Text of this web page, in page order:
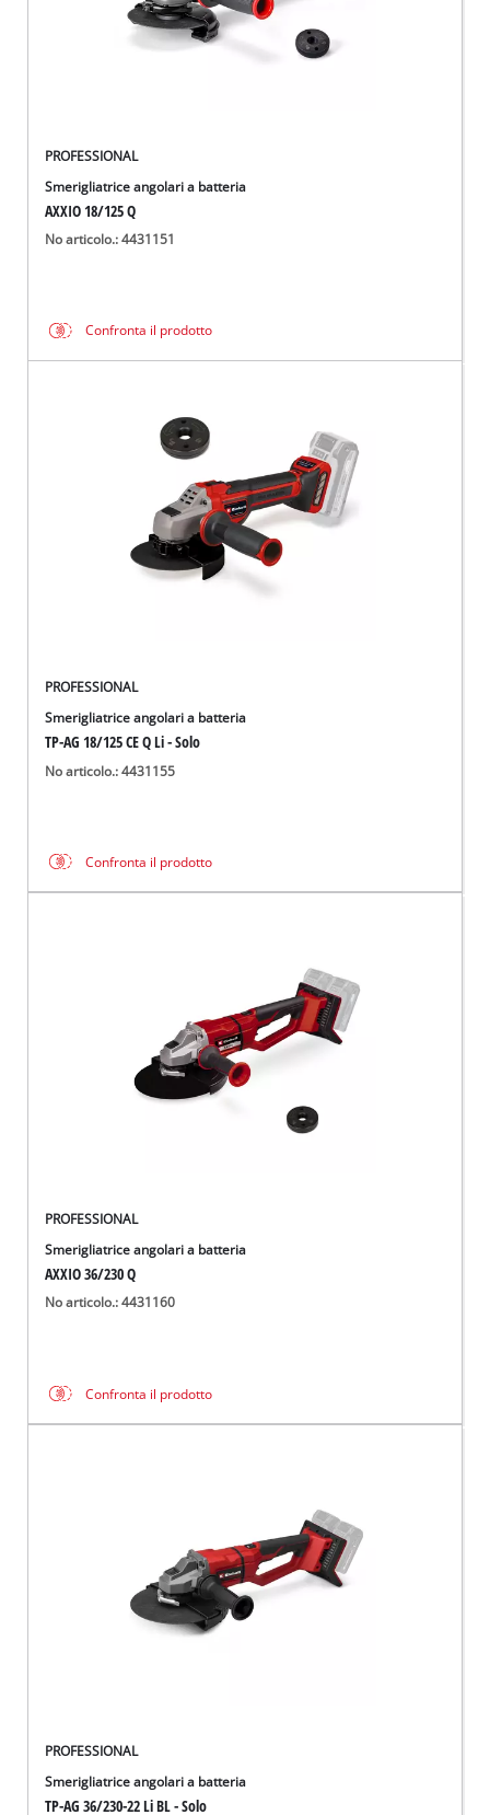
PROFESSIONAL
Smerigliatrice angolari a batteria
AXXIO 18/125 Q
No articolo.: 4431151
Confronta il prodotto
PROFESSIONAL
Smerigliatrice angolari a batteria
TP-AG 18/125 CE Q Li - Solo
No articolo.: 4431155
Confronta il prodotto
PROFESSIONAL
Smerigliatrice angolari a batteria
AXXIO 36/230 Q
No articolo.: 4431160
Confronta il prodotto
PROFESSIONAL
Smerigliatrice angolari a batteria
TP-AG 36/230-22 Li BL - Solo